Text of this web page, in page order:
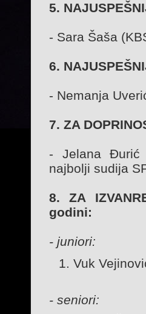
5.
- Sara Šaša
6.
- Nemanja
7. ZA
- Jelana Đurić
najbolji sudija
8. ZA
godini:
- juniori:
Vuk
- seniori: